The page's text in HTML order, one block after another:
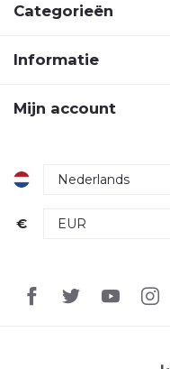
Categorieën
Informatie
Mijn account
€